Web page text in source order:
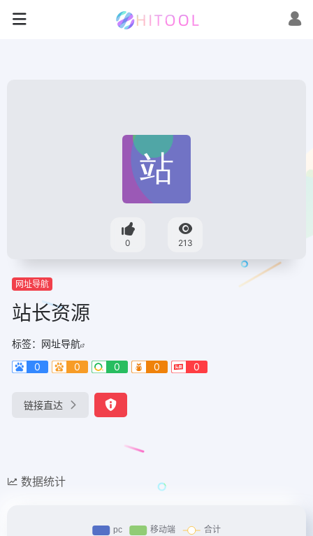
0 213
网址导航
站长资源
标签： 网址导航
0
0 0 0 0
链接直达
数据统计